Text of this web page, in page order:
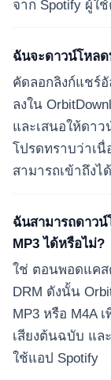
จาก Spotify ผู้ใ
ฉันจะดาวน์โหลด
คัดลอกลิงก์แชร์
ลงใน
และเสนอให้ดา
โปรดทราบว่าเ
สามารถเข้าถึงไ
ฉันสามารถดาว
MP3 ได้หรือไม่?
ใช่ ตอนพอดแคส
DRM ดังนั้น
MP3 หรือ M4A
เสียงต้นฉบับ แล
ใช้แอป Spotify